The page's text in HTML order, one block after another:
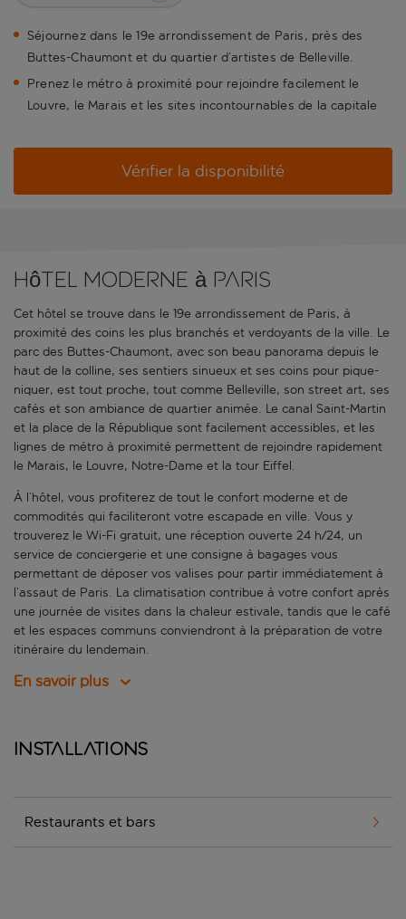
Séjournez dans le 19e arrondissement de Paris, près des
Buttes-Chaumont et du quartier d’artistes de Belleville.
Prenez le métro à proximité pour rejoindre facilement le
Louvre, le Marais et les sites incontournables de la capitale
Vérifier la disponibilité
Hôtel moderne à Paris
Cet hôtel se trouve dans le 19e arrondissement de Paris, à
proximité des coins les plus branchés et verdoyants de la ville. Le
parc des Buttes-Chaumont, avec son beau panorama depuis le
haut de la colline, ses sentiers sinueux et ses coins pour pique-
niquer, est tout proche, tout comme Belleville, son street art, ses
cafés et son ambiance de quartier animée. Le canal Saint-Martin
et la place de la République sont facilement accessibles, et les
lignes de métro à proximité permettent de rejoindre rapidement
le Marais, le Louvre, Notre-Dame et la tour Eiffel.
À l’hôtel, vous profiterez de tout le confort moderne et de
commodités qui faciliteront votre escapade en ville. Vous y
trouverez le Wi-Fi gratuit, une réception ouverte 24 h/24, un
service de conciergerie et une consigne à bagages vous
permettant de déposer vos valises pour partir immédiatement à
l’assaut de Paris. La climatisation contribue à votre confort après
une journée de visites dans la chaleur estivale, tandis que le café
et les espaces communs conviendront à la préparation de votre
itinéraire du lendemain.
En savoir plus
Installations
Restaurants et bars